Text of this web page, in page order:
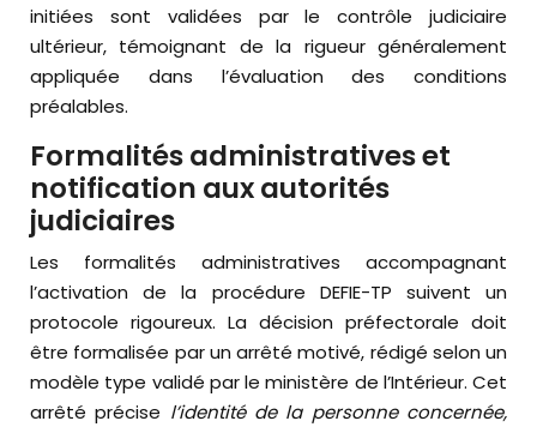
initiées sont validées par le contrôle judiciaire
ultérieur, témoignant de la rigueur généralement
appliquée dans l’évaluation des conditions
préalables.
Formalités administratives et
notification aux autorités
judiciaires
Les formalités administratives accompagnant
l’activation de la procédure DEFIE-TP suivent un
protocole rigoureux. La décision préfectorale doit
être formalisée par un arrêté motivé, rédigé selon un
modèle type validé par le ministère de l’Intérieur. Cet
arrêté précise l’identité de la personne concernée,